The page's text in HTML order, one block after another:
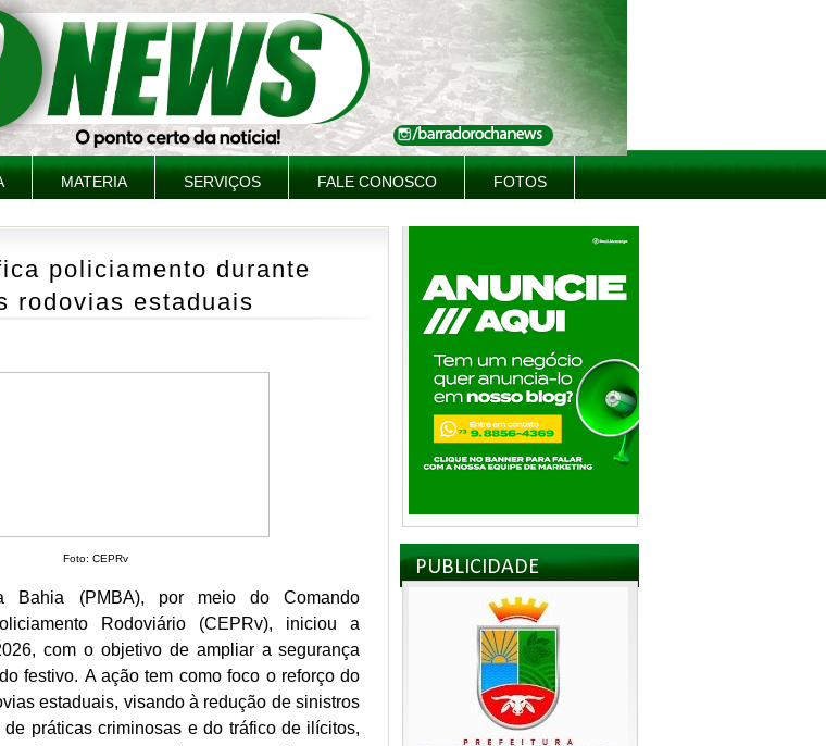
MATERIA SERVIÇOS FALE CONOSCO FOTOS
policiamento durante
rodovias estaduais
Foto: CEPRv
Bahia (PMBA), por meio do Comando
Rodoviário (CEPRv), iniciou a
com o objetivo de ampliar a segurança
festivo. A ação tem como foco o reforço do
estaduais, visando à redução de sinistros
práticas criminosas e do tráfico de ilícitos,
PUBLICIDADE